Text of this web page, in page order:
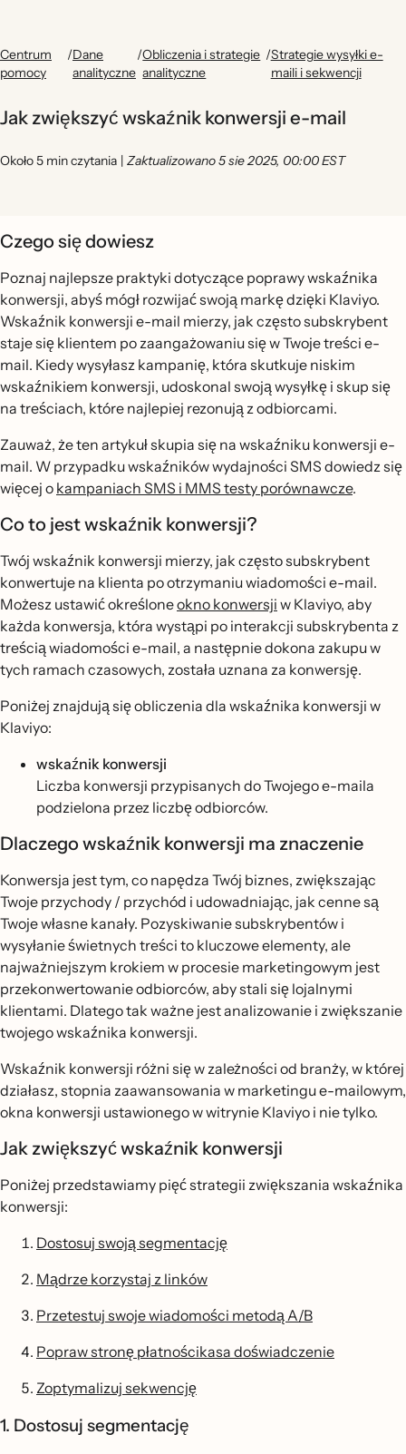
Centrum
pomocy
/Dane
analityczne
/Obliczenia i strategie
analityczne
/Strategie wysyłki e-
maili i sekwencji
Jak zwiększyć wskaźnik konwersji e-mail
Około 5 min czytania | Zaktualizowano 5 sie 2025, 00:00 EST
Czego się dowiesz
Poznaj najlepsze praktyki dotyczące poprawy wskaźnika
konwersji, abyś mógł rozwijać swoją markę dzięki Klaviyo.
Wskaźnik konwersji e-mail mierzy, jak często subskrybent
staje się klientem po zaangażowaniu się w Twoje treści e-
mail. Kiedy wysyłasz kampanię, która skutkuje niskim
wskaźnikiem konwersji, udoskonal swoją wysyłkę i skup się
na treściach, które najlepiej rezonują z odbiorcami.
Zauważ, że ten artykuł skupia się na wskaźniku konwersji e-
mail. W przypadku wskaźników wydajności SMS dowiedz się
więcej o kampaniach SMS i MMS testy porównawcze.
Co to jest wskaźnik konwersji?
Twój wskaźnik konwersji mierzy, jak często subskrybent
konwertuje na klienta po otrzymaniu wiadomości e-mail.
Możesz ustawić określoneokno konwersji w Klaviyo, aby
każda konwersja, która wystąpi po interakcji subskrybenta z
treścią wiadomości e-mail, a następnie dokona zakupu w
tych ramach czasowych, została uznana za konwersję.
Poniżej znajdują się obliczenia dla wskaźnika konwersji w
Klaviyo:
wskaźnik konwersji
Liczba konwersji przypisanych do Twojego e-maila
podzielona przez liczbę odbiorców.
Dlaczego wskaźnik konwersji ma znaczenie
Konwersja jest tym, co napędza Twój biznes, zwiększając
Twoje przychody / przychód i udowadniając, jak cenne są
Twoje własne kanały. Pozyskiwanie subskrybentów i
wysyłanie świetnych treści to kluczowe elementy, ale
najważniejszym krokiem w procesie marketingowym jest
przekonwertowanie odbiorców, aby stali się lojalnymi
klientami. Dlatego tak ważne jest analizowanie i zwiększanie
twojego wskaźnika konwersji.
Wskaźnik konwersji różni się w zależności od branży, w której
działasz, stopnia zaawansowania w marketingu e-mailowym,
okna konwersji ustawionego w witrynie Klaviyo i nie tylko.
Jak zwiększyć wskaźnik konwersji
Poniżej przedstawiamy pięć strategii zwiększania wskaźnika
konwersji:
Dostosuj swoją segmentację
Mądrze korzystaj z linków
Przetestuj swoje wiadomości metodą A/B
Popraw stronę płatnościkasa doświadczenie
Zoptymalizuj sekwencję
1. Dostosuj segmentację